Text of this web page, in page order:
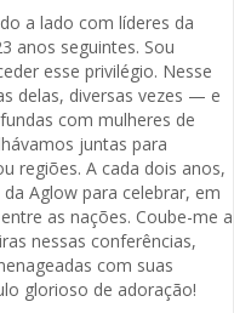
a lado com líderes da
anos seguintes. Sou
esse privilégio. Nesse
delas, diversas vezes — e
com mulheres de
juntas para
regiões. A cada dois anos,
Aglow para celebrar, em
as nações. Coube-me a
nessas conferências,
com suas
glorioso de adoração!